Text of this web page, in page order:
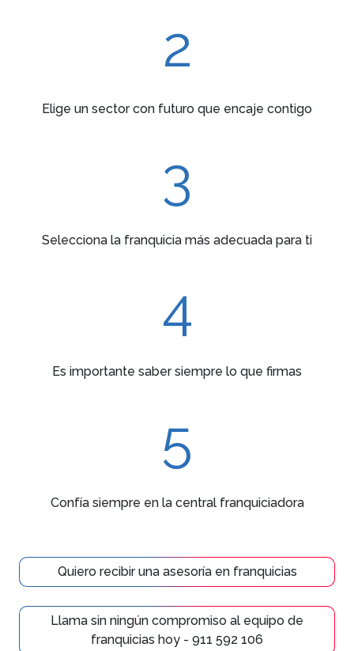
2
Elige un sector con futuro que encaje contigo
3
Selecciona la franquicia más adecuada para ti
4
Es importante saber siempre lo que firmas
5
Confía siempre en la central franquiciadora
Quiero recibir una asesoría en franquicias
Llama sin ningún compromiso al equipo de
franquicias hoy - 911 592 106